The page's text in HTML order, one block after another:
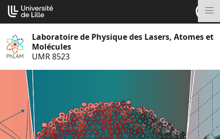
Aller
au
contenu
Laboratoire de Physique des Lasers, Atomes et
Molécules
UMR 8523
Cookies management panel